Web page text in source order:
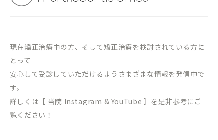
現在矯正治療中の方、そして矯正治療を検討されている方に
とって
安心して受診していただけるようさまざまな情報を発信中で
す。
詳しくは【 当院 Instagram & YouTube 】を是非参考にご
覧ください！